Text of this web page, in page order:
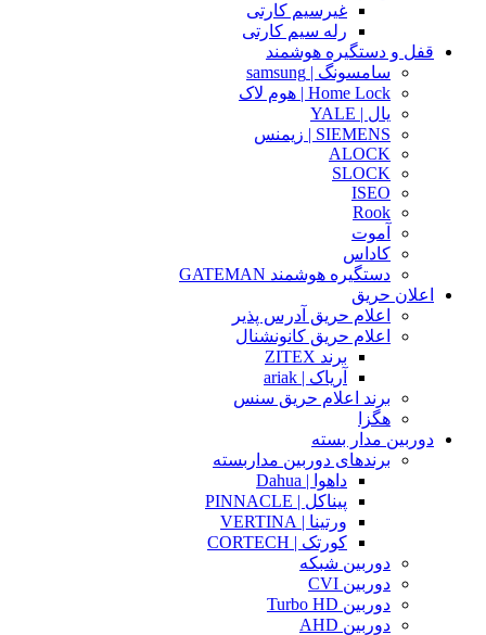
غیرسیم کارتی
رله سیم کارتی
قفل و دستگیره هوشمند
سامسونگ | samsung
Home Lock | هوم لاک
یال | YALE
SIEMENS | زیمنس
ALOCK
SLOCK
ISEO
Rook
آموت
کاداس
دستگیره هوشمند GATEMAN
اعلان حریق
اعلام حریق آدرس پذیر
اعلام حریق کانونشنال
برند ZITEX
آریاک | ariak
برند اعلام حریق سنس
هگزا
دوربین مدار بسته
برندهای دوربین مداربسته
داهوا | Dahua
پیناکل | PINNACLE
ورتینا | VERTINA
کورتک | CORTECH
دوربین شبکه
دوربین CVI
دوربین Turbo HD
دوربین AHD